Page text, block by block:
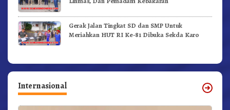
Gerak Jalan Tingkat SD dan SMP Untuk
Meriahkan HUT RI Ke-81 Dibuka Sekda Karo
Internasional